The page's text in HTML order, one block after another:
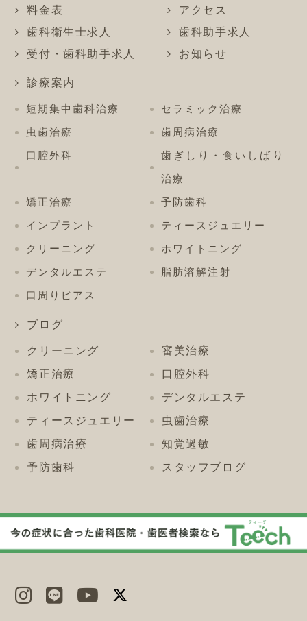
料金表
アクセス
歯科衛生士求人
歯科助手求人
受付・歯科助手求人
お知らせ
診療案内
短期集中歯科治療
セラミック治療
虫歯治療
歯周病治療
口腔外科
歯ぎしり・食いしばり
治療
矯正治療
予防歯科
インプラント
ティースジュエリー
クリーニング
ホワイトニング
デンタルエステ
脂肪溶解注射
口周りピアス
ブログ
クリーニング
審美治療
矯正治療
口腔外科
ホワイトニング
デンタルエステ
ティースジュエリー
虫歯治療
歯周病治療
知覚過敏
予防歯科
スタッフブログ